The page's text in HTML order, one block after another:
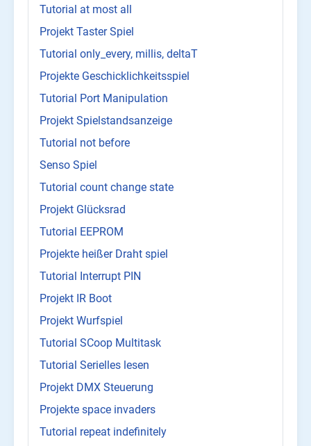
Tutorial at most all
Projekt Taster Spiel
Tutorial only_every, millis, deltaT
Projekte Geschicklichkeitsspiel
Tutorial Port Manipulation
Projekt Spielstandsanzeige
Tutorial not before
Senso Spiel
Tutorial count change state
Projekt Glücksrad
Tutorial EEPROM
Projekte heißer Draht spiel
Tutorial Interrupt PIN
Projekt IR Boot
Projekt Wurfspiel
Tutorial SCoop Multitask
Tutorial Serielles lesen
Projekt DMX Steuerung
Projekte space invaders
Tutorial repeat indefinitely